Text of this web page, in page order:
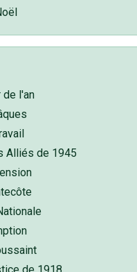
l'an
Alliés de 1945
de 1918